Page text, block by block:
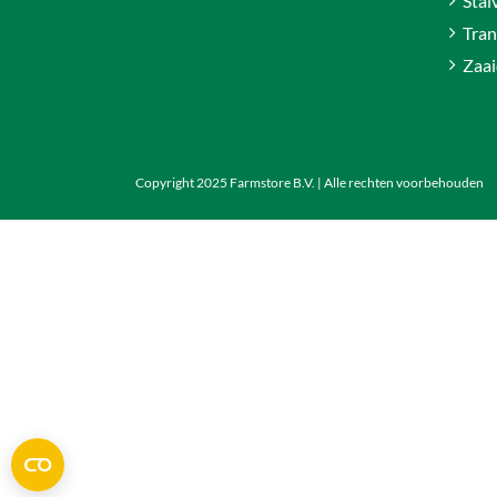
Copyright 2025 Farmstore B.V. | Alle rechten voorbehouden